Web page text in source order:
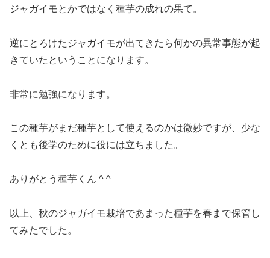
ジャガイモとかではなく種芋の成れの果て。
逆にとろけたジャガイモが出てきたら何かの異常事態が起
きていたということになります。
非常に勉強になります。
この種芋がまだ種芋として使えるのかは微妙ですが、少な
くとも後学のために役には立ちました。
ありがとう種芋くん ^ ^
以上、秋のジャガイモ栽培であまった種芋を春まで保管し
てみたでした。